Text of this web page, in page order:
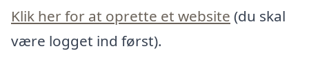
Klik her for at oprette et website (du skal
være logget ind først).